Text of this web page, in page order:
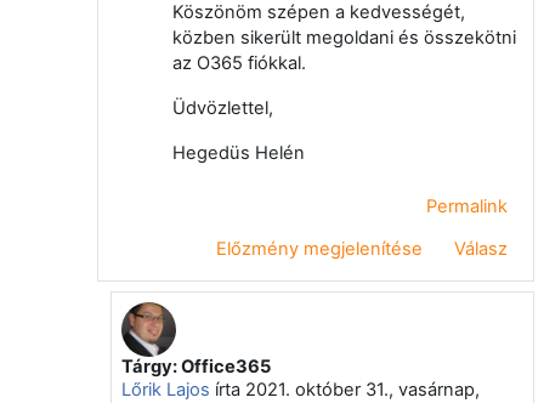
Köszönöm szépen a kedvességét,
közben sikerült megoldani és összekötni
az O365 fiókkal.
Üdvözlettel,
Hegedüs Helén
Permalink
Előzmény megjelenítése
Válasz
Válasz erre: Hegedüs Helén
Tárgy: Office365
Lőrik Lajos írta 2021. október 31., vasárnap,